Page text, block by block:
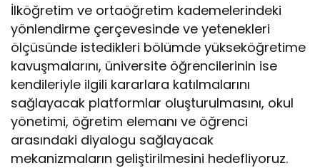
İlköğretim ve ortaöğretim kademelerindeki
yönlendirme çerçevesinde ve yetenekleri
ölçüsünde istedikleri bölümde yükseköğretime
kavuşmalarını, üniversite öğrencilerinin ise
kendileriyle ilgili kararlara katılmalarını
sağlayacak platformlar oluşturulmasını, okul
yönetimi, öğretim elemanı ve öğrenci
arasındaki diyalogu sağlayacak
mekanizmaların geliştirilmesini hedefliyoruz.